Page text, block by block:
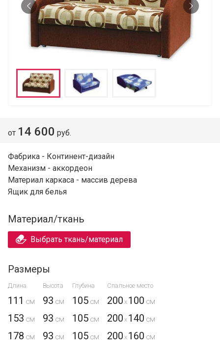
от 14 600 руб.
Фабрика - Континент-дизайн
Механизм - аккордеон
Материал каркаса - массив дерева
Ящик для белья
Материал/ткань
Выбрать ткань/материал
Размеры
Длина Высота Глубина Спальное место
111 93 105 200 x 100
153
93 105 200 x 140
178
93 105 200 x 160